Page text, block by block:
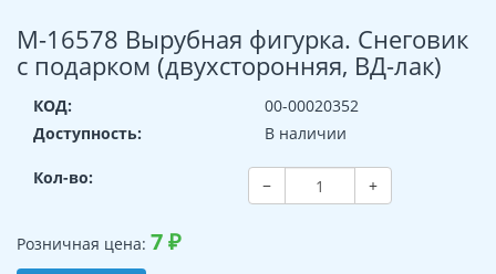
М-16578 Вырубная фигурка. Снеговик
с подарком (двухсторонняя, ВД-лак)
КОД:
00-00020352
Доступность:
В наличии
Кол-во: − +
Розничная цена: 7₽